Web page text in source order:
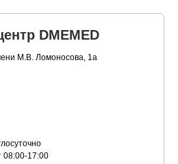
DMEMED
М.В. Ломоносова, 1а
08:00-17:00